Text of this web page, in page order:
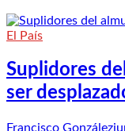
El País
Suplidores
ser
Francisco González